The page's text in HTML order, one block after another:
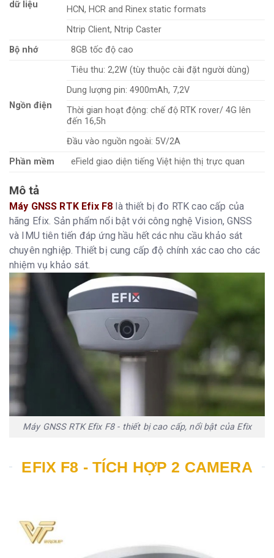
dữ liệu
HCN, HCR and Rinex static formats
Ntrip Client, Ntrip Caster
Bộ nhớ
8GB tốc độ cao
Ngồn điện
Tiêu thu: 2,2W (tùy thuộc cài đặt người dùng)
Dung lượng pin: 4900mAh, 7,2V
Thời gian hoạt động: chế độ RTK rover/ 4G lên
đến 16,5h
Đầu vào nguồn ngoài: 5V/2A
Phần mềm
eField giao diện tiếng Việt hiện thị trực quan
Mô tả
Máy GNSS RTK Efix F8 là thiết bị đo RTK cao cấp của
hãng Efix. Sản phẩm nổi bật với công nghệ Vision, GNSS
và IMU tiên tiến đáp ứng hầu hết các nhu cầu khảo sát
chuyên nghiệp. Thiết bị cung cấp độ chính xác cao cho các
nhiệm vụ khảo sát.
Máy GNSS RTK Efix F8 - thiết bị cao cấp, nổi bật của Efix
EFIX F8 - TÍCH HỢP 2 CAMERA